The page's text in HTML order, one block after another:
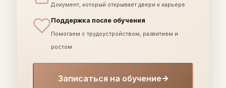
Документ, который открывает двери к карьере
Поддержка после обучения
Помогаем с трудоустройством, развитием и
ростом
Записаться на обучение